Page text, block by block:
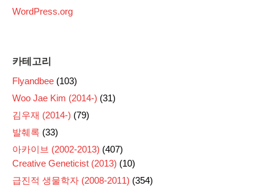
WordPress.org
카테고리
Flyandbee (103)
Woo Jae Kim (2014-) (31)
김우재 (2014-) (79)
발췌록 (33)
아카이브 (2002-2013) (407)
Creative Geneticist (2013) (10)
급진적 생물학자 (2008-2011) (354)